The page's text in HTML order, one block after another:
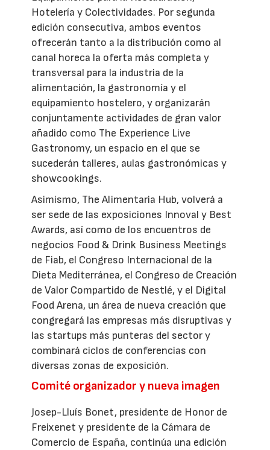
Hotelería y Colectividades. Por segunda
edición consecutiva, ambos eventos
ofrecerán tanto a la distribución como al
canal horeca la oferta más completa y
transversal para la industria de la
alimentación, la gastronomía y el
equipamiento hostelero, y organizarán
conjuntamente actividades de gran valor
añadido como The Experience Live
Gastronomy, un espacio en el que se
sucederán talleres, aulas gastronómicas y
showcookings.
Asimismo, The Alimentaria Hub, volverá a
ser sede de las exposiciones Innoval y Best
Awards, así como de los encuentros de
negocios Food & Drink Business Meetings
de Fiab, el Congreso Internacional de la
Dieta Mediterránea, el Congreso de Creación
de Valor Compartido de Nestlé, y el Digital
Food Arena, un área de nueva creación que
congregará las empresas más disruptivas y
las startups más punteras del sector y
combinará ciclos de conferencias con
diversas zonas de exposición.
Comité organizador y nueva imagen
Josep-Lluís Bonet, presidente de Honor de
Freixenet y presidente de la Cámara de
Comercio de España, continúa una edición